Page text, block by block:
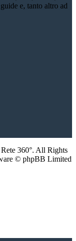
e, tanto altro ad
360°. All Rights
© phpBB Limited